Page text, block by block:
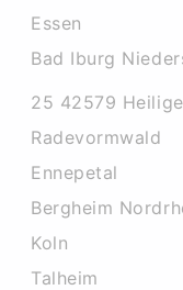
Essen
Bad Iburg
25 42579
Radevormwald
Ennepetal
Bergheim
Koln
Talheim